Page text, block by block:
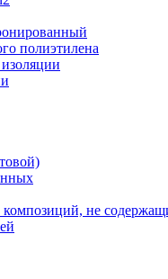
полиэтилена
не